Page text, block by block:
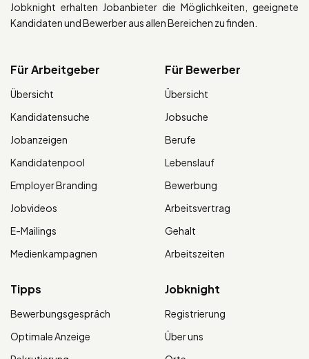
Jobknight erhalten Jobanbieter die Möglichkeiten, geeignete
Kandidaten und Bewerber aus allen Bereichen zu finden.
Für Arbeitgeber
Übersicht
Kandidatensuche
Jobanzeigen
Kandidatenpool
Employer Branding
Jobvideos
E-Mailings
Medienkampagnen
Für Bewerber
Übersicht
Jobsuche
Berufe
Lebenslauf
Bewerbung
Arbeitsvertrag
Gehalt
Arbeitszeiten
Tipps
Bewerbungsgespräch
Optimale Anzeige
Jobknight
Registrierung
Über uns